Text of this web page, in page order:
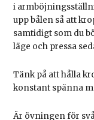
i
upp bålen så att
samtidigt som du
läge och pressa
Tänk på att hålla
konstant spänna
Är övningen för